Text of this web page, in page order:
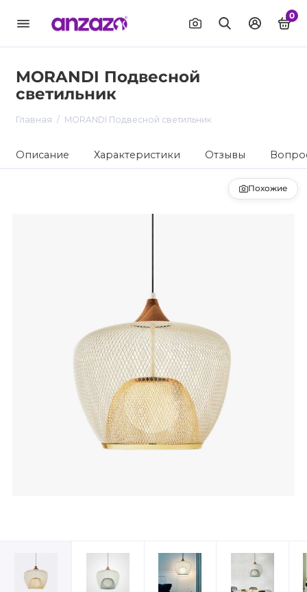
0
MORANDI Подвесной
светильник
Главная MORANDI Подвесной светильник
Описание Характеристики Отзывы
Похожие